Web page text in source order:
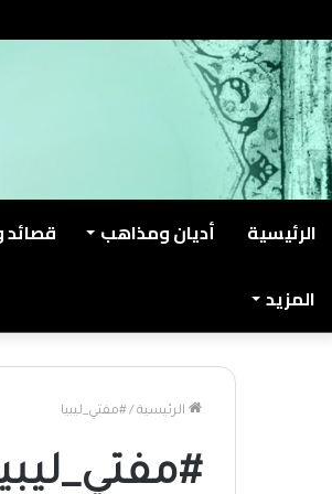
الرئيسية أديان ومذاهب
المزيد
الرئيسية / #مفتي_ليبيا